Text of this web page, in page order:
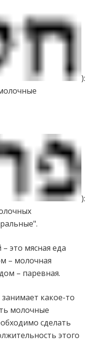
):
):
это мясная еда
– молочная
– паревная.
какое-то
молочные
сделать
этого